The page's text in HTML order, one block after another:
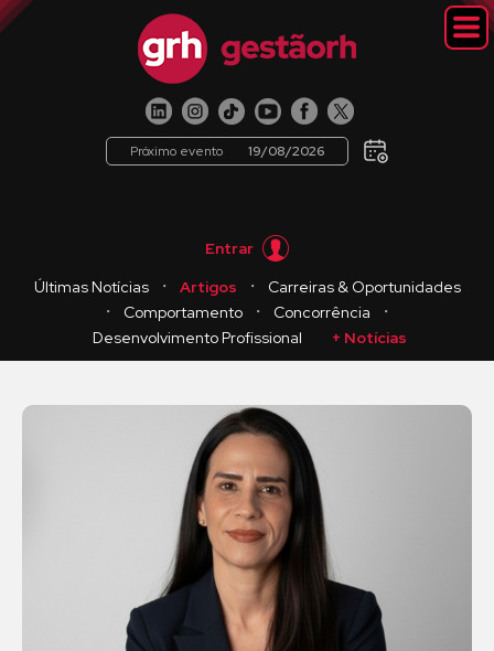
Próximo evento 19/08/2026
Entrar
Últimas Notícias
・ Artigos ・
Carreiras & Oportunidades
・
Comportamento ・ Concorrência
・
Desenvolvimento Profissional
+ Notícias